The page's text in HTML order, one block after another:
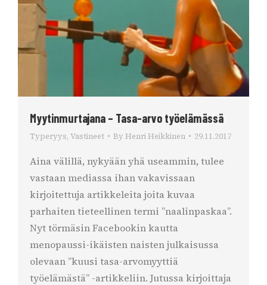
Myytinmurtajana – Tasa-arvo työelämässä
Typeryys, Vastineet By Henri Heikkinen 29.11.2017
Aina välillä, nykyään yhä useammin, tulee
vastaan mediassa ihan vakavissaan
kirjoitettuja artikkeleita joita kuvaa
parhaiten tieteellinen termi ”naalinpaskaa”.
Nyt törmäsin Facebookin kautta
menopaussi-ikäisten naisten julkaisussa
olevaan ”kuusi tasa-arvomyyttiä
työelämästä” -artikkeliin. Jutussa kirjoittaja